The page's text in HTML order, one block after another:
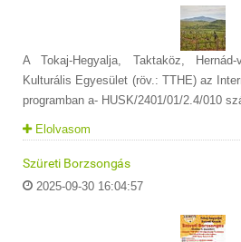
A Tokaj-Hegyalja, Taktaköz,
Kulturális Egyesület (röv.: TTHE) az
programban a- HUSK/2401/01/2.4/010
Elolvasom
Szüreti Borzsongás
2025-09-30 16:04:57